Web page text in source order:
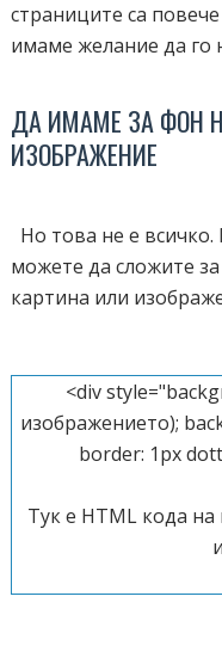
страниците са
имаме желание да го
ДА ИМАМЕ ЗА ФОН
ИЗОБРАЖЕНИЕ
Но това не е
можете да сложите
картина или
<div
изображението);
border: 1px
Тук е HTML кода на